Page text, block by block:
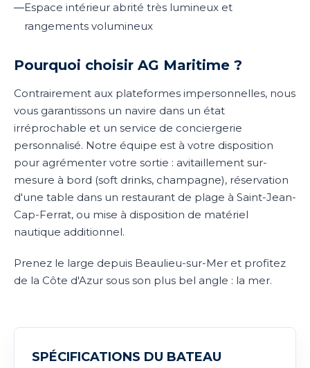
—Espace intérieur abrité très lumineux et
rangements volumineux
Pourquoi choisir AG Maritime ?
Contrairement aux plateformes impersonnelles, nous
vous garantissons un navire dans un état
irréprochable et un service de conciergerie
personnalisé. Notre équipe est à votre disposition
pour agrémenter votre sortie : avitaillement sur-
mesure à bord (soft drinks, champagne), réservation
d'une table dans un restaurant de plage à Saint-Jean-
Cap-Ferrat, ou mise à disposition de matériel
nautique additionnel.
Prenez le large depuis Beaulieu-sur-Mer et profitez
de la Côte d'Azur sous son plus bel angle : la mer.
SPÉCIFICATIONS DU BATEAU